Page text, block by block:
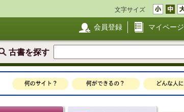
文字サイズ
会員登録 マイページ
古書を探す